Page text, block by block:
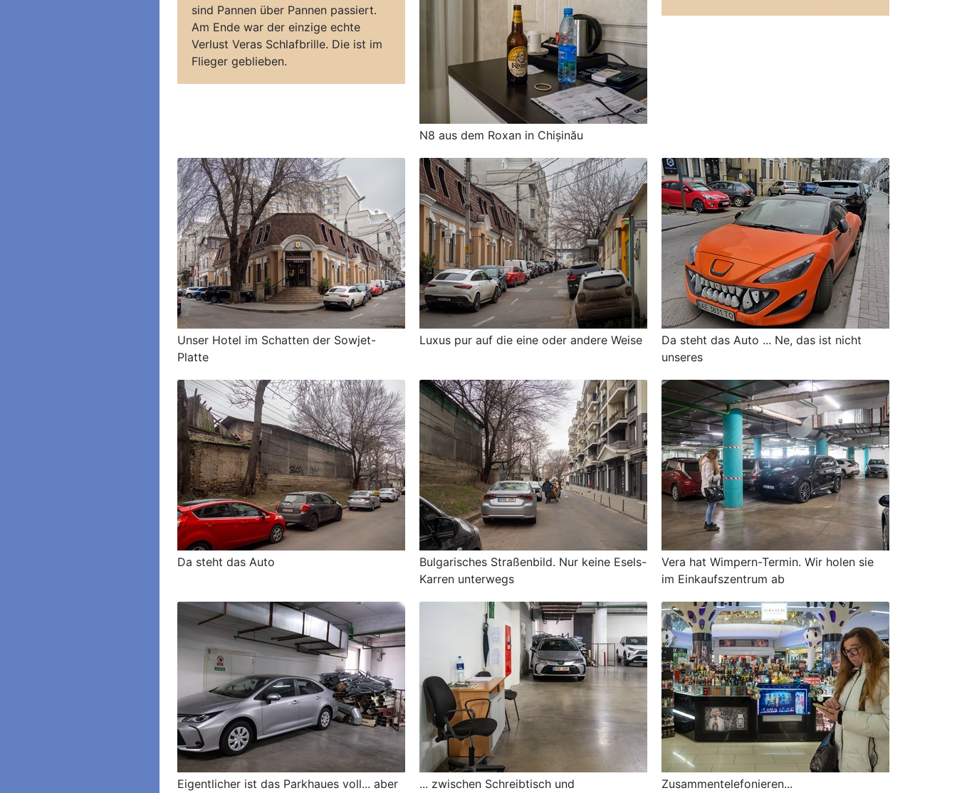
sind Pannen über Pannen passiert.
Am Ende war der einzige echte
Verlust Veras Schlafbrille. Die ist im
Flieger geblieben.
N8 aus dem Roxan in Chișinău
Unser Hotel im Schatten der Sowjet-
Platte
Luxus pur auf die eine oder andere Weise
Da steht das Auto ... Ne, das ist nicht
unseres
Da steht das Auto
Bulgarisches Straßenbild. Nur keine Esels-
Karren unterwegs
Vera hat Wimpern-Termin. Wir holen sie
im Einkaufszentrum ab
Eigentlicher ist das Parkhaues voll... aber
... zwischen Schreibtisch und
Zusammentelefonieren...